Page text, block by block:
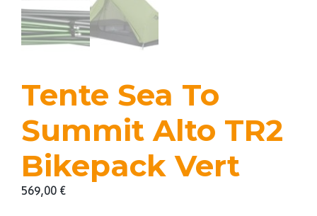
Tente Sea To
Summit Alto TR2
Bikepack Vert
569,00€